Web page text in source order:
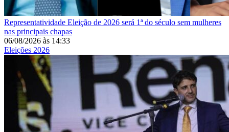
Representatividade Eleição de 2026 será 1ª do século sem mulheres
nas principais chapas
06/08/2026 às 14:33
Eleições 2026